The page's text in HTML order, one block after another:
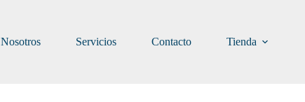
Nosotros
Servicios Contacto Tienda